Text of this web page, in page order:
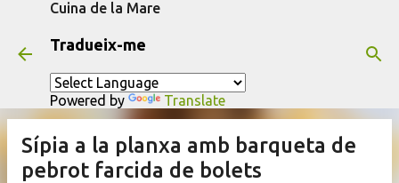
Cuina de la Mare
Tradueix-me
Powered by Translate
Sípia a la planxa amb barqueta de
pebrot farcida de bolets